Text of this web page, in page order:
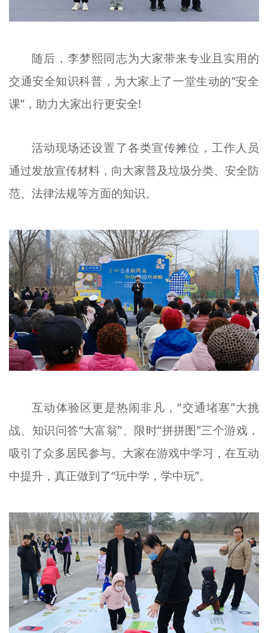
随后，李梦熙同志为大家带来专业且实用的
交通安全知识科普，为大家上了一堂生动的“安全
课”，助力大家出行更安全!
活动现场还设置了各类宣传摊位，工作人员
通过发放宣传材料，向大家普及垃圾分类、安全防
范、法律法规等方面的知识。
互动体验区更是热闹非凡，“交通堵塞”大挑
战、知识问答“大富翁”、限时“拼拼图”三个游戏，
吸引了众多居民参与。大家在游戏中学习，在互动
中提升，真正做到了“玩中学，学中玩”。